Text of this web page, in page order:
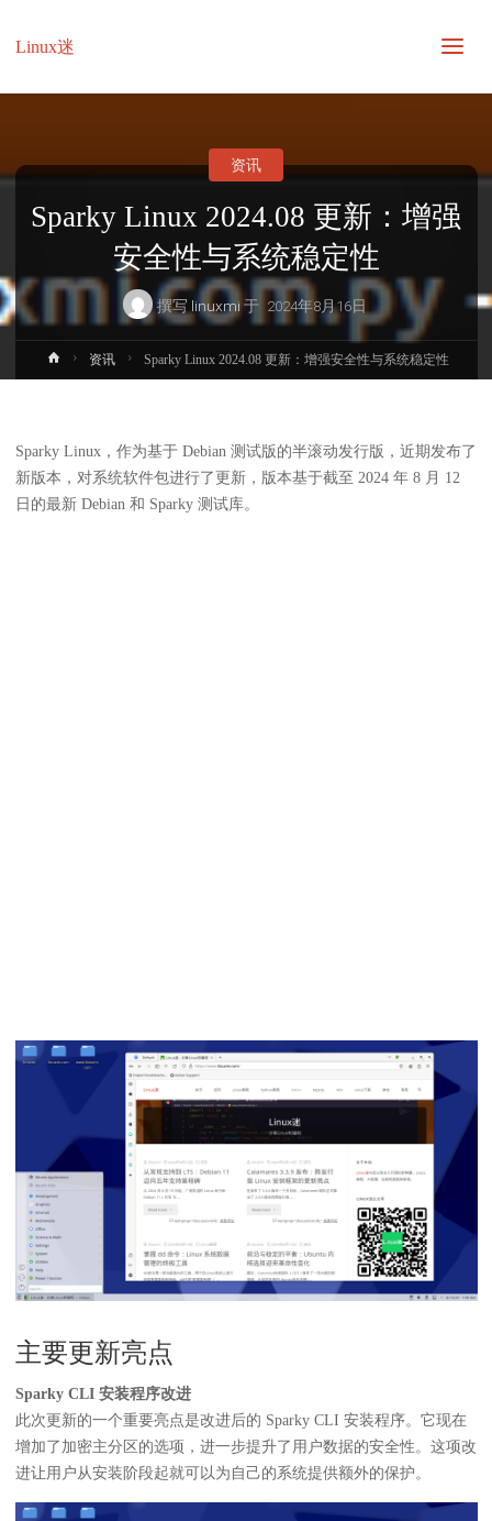
Linux迷
Sparky Linux 2024.08 更新：增强
安全性与系统稳定性
撰写 linuxmi 于 2024年8月16日
资讯
首
页
资讯 Sparky Linux 2024.08 更新：增强安全性与系统稳定性
Sparky Linux，作为基于 Debian 测试版的半滚动发行版，近期发布了
新版本，对系统软件包进行了更新，版本基于截至 2024 年 8 月 12
日的最新 Debian 和 Sparky 测试库。
主要更新亮点
Sparky CLI 安装程序改进
此次更新的一个重要亮点是改进后的 Sparky CLI 安装程序。它现在
增加了加密主分区的选项，进一步提升了用户数据的安全性。这项改
进让用户从安装阶段起就可以为自己的系统提供额外的保护。